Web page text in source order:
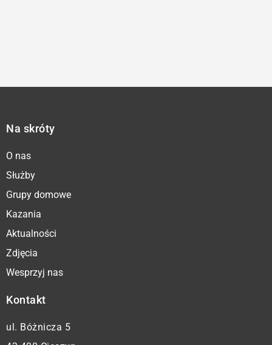
Na skróty
O nas
Służby
Grupy domowe
Kazania
Aktualności
Zdjęcia
Wesprzyj nas
Kontakt
ul. Bóżnicza 5